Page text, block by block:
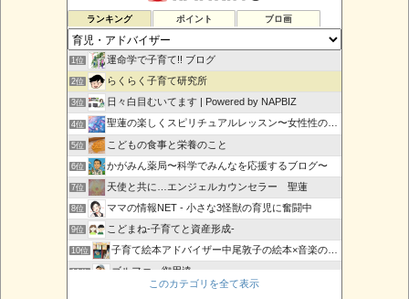
ランキング ポイント ブロ画
1位 運命学で子育て!! ブログ
2位 らくらく子育て研究所
3位 日々白目むいてます | Powered by NAPBIZ
4位 聖蓮の楽しくスピリチュアルレッスン〜女性性の目覚め〜
5位 こどもの食事と栄養のこと
6位 かがみん薬局〜科学でみんなを応援するブログ〜
7位 天使と共に…エンジェルカウンセラー 聖蓮
8位 ママの情報NET - 小さな3怪獣の育児に奮闘中
9位 こどまね-子育てと資産形成-
10位 子育て絵本アドバイザー中尾敦子の絵本×音楽の日々
11位 ゴルファー御用達
沖縄エンジェルカードAngelRose
このカテゴリを全て表示